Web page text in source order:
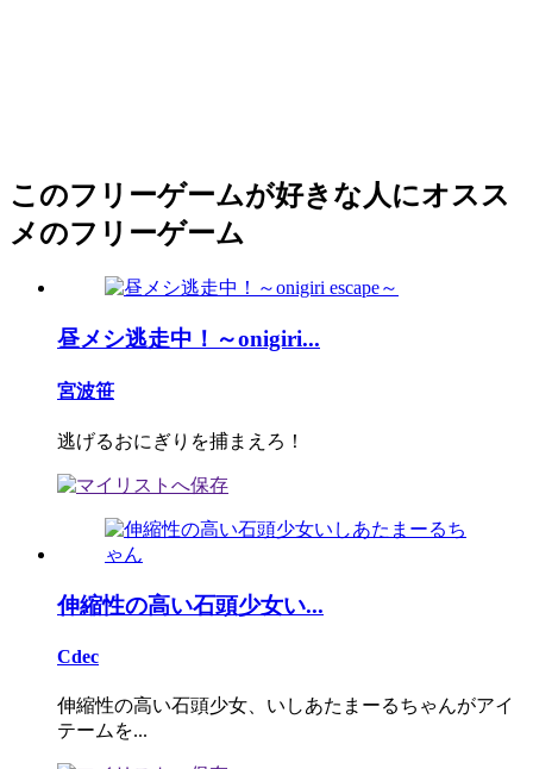
このフリーゲームが好きな人にオスス
メのフリーゲーム
昼メシ逃走中！～onigiri...
宮波笹
逃げるおにぎりを捕まえろ！
伸縮性の高い石頭少女い...
Cdec
伸縮性の高い石頭少女、いしあたまーるちゃんがアイ
テームを...